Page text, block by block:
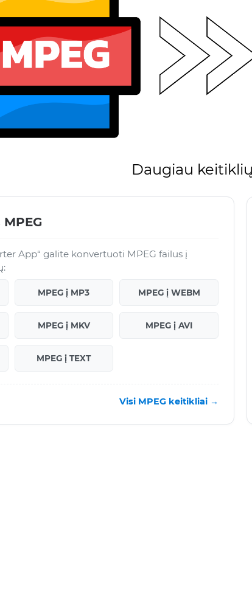
Daugiau
App“ galite konvertuoti MPEG failus į
MPEG į MP3 MPEG į WEBM
MPEG į MKV MPEG į AVI
MPEG į TEXT
Visi MPEG keitikliai →